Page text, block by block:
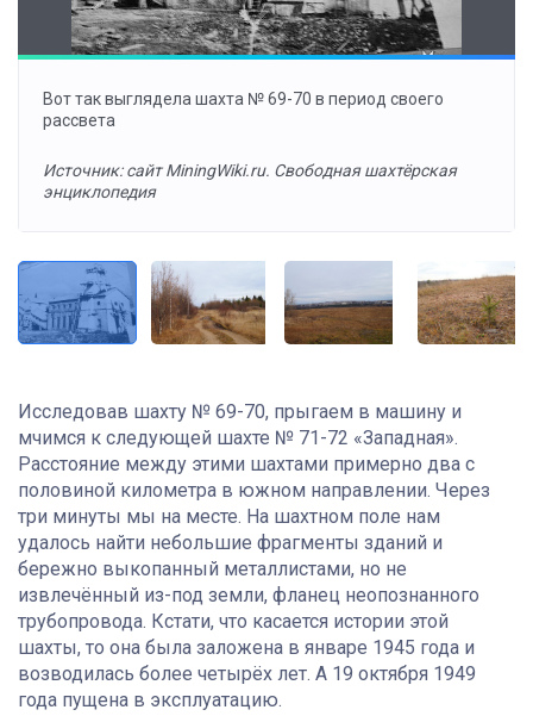
Вот так выглядела шахта № 69-70 в период своего
рассвета
Источник: сайт MiningWiki.ru. Свободная шахтёрская
энциклопедия
Исследовав шахту № 69-70, прыгаем в машину и
мчимся к следующей шахте № 71-72 «Западная».
Расстояние между этими шахтами примерно два с
половиной километра в южном направлении. Через
три минуты мы на месте. На шахтном поле нам
удалось найти небольшие фрагменты зданий и
бережно выкопанный металлистами, но не
извлечённый из-под земли, фланец неопознанного
трубопровода. Кстати, что касается истории этой
шахты, то она была заложена в январе 1945 года и
возводилась более четырёх лет. А 19 октября 1949
года пущена в эксплуатацию.